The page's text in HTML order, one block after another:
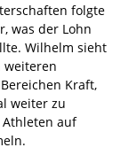
folgte
was der Lohn
Wilhelm sieht
weiteren
Kraft,
weiter zu
auf